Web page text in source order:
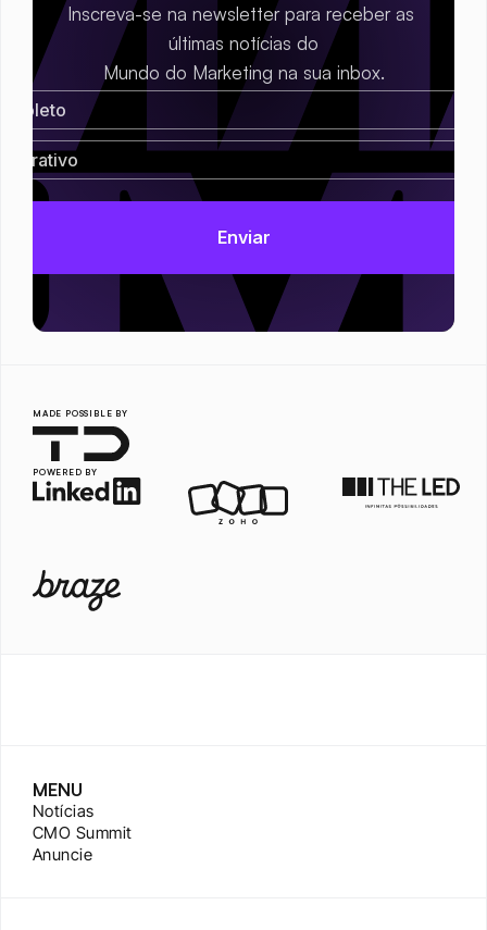
Inscreva-se na newsletter para receber as
últimas notícias do
Mundo do Marketing na sua inbox.
MADE POSSIBLE BY
POWERED BY
MENU
Notícias
CMO Summit
Anuncie